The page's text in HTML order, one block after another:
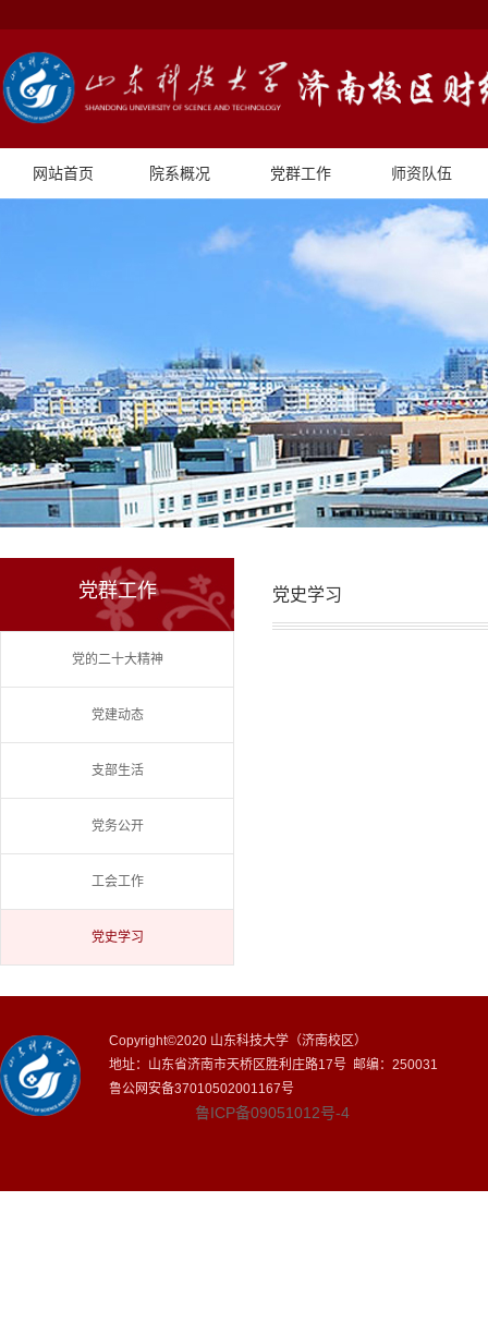
网站首页 院系概况 党群工作 师资队伍
党群工作
党的二十大精神
党建动态
支部生活
党务公开
工会工作
党史学习
党史学习
Copyright©2020 山东科技大学（济南校区）
地址：山东省济南市天桥区胜利庄路17号 邮编：250031
鲁公网安备37010502001167号
鲁ICP备09051012号-4